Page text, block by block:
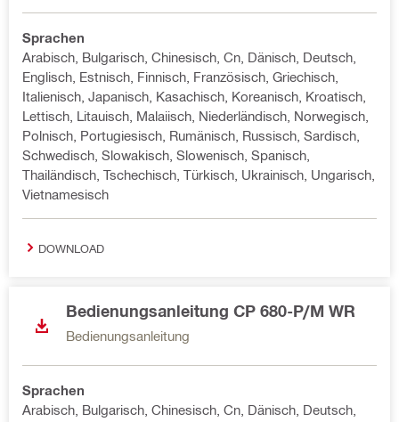
Sprachen
Arabisch, Bulgarisch, Chinesisch, Cn, Dänisch, Deutsch,
Englisch, Estnisch, Finnisch, Französisch, Griechisch,
Italienisch, Japanisch, Kasachisch, Koreanisch, Kroatisch,
Lettisch, Litauisch, Malaiisch, Niederländisch, Norwegisch,
Polnisch, Portugiesisch, Rumänisch, Russisch, Sardisch,
Schwedisch, Slowakisch, Slowenisch, Spanisch,
Thailändisch, Tschechisch, Türkisch, Ukrainisch, Ungarisch,
Vietnamesisch
DOWNLOAD
Bedienungsanleitung CP 680-P/M WR
Bedienungsanleitung
Sprachen
Arabisch, Bulgarisch, Chinesisch, Cn, Dänisch, Deutsch,